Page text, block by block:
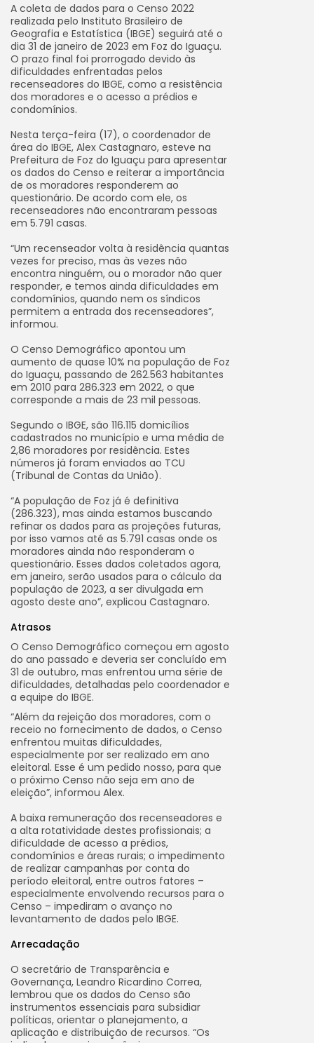
A coleta de dados para o Censo 2022
realizada pelo Instituto Brasileiro de
Geografia e Estatística (IBGE) seguirá até o
dia 31 de janeiro de 2023 em Foz do Iguaçu.
O prazo final foi prorrogado devido às
dificuldades enfrentadas pelos
recenseadores do IBGE, como a resistência
dos moradores e o acesso a prédios e
condomínios.
Nesta terça-feira (17), o coordenador de
área do IBGE, Alex Castagnaro, esteve na
Prefeitura de Foz do Iguaçu para apresentar
os dados do Censo e reiterar a importância
de os moradores responderem ao
questionário. De acordo com ele, os
recenseadores não encontraram pessoas
em 5.791 casas.
“Um recenseador volta à residência quantas
vezes for preciso, mas às vezes não
encontra ninguém, ou o morador não quer
responder, e temos ainda dificuldades em
condomínios, quando nem os síndicos
permitem a entrada dos recenseadores”,
informou.
O Censo Demográfico apontou um
aumento de quase 10% na população de Foz
do Iguaçu, passando de 262.563 habitantes
em 2010 para 286.323 em 2022, o que
corresponde a mais de 23 mil pessoas.
Segundo o IBGE, são 116.115 domicílios
cadastrados no município e uma média de
2,86 moradores por residência. Estes
números já foram enviados ao TCU
(Tribunal de Contas da União).
“A população de Foz já é definitiva
(286.323), mas ainda estamos buscando
refinar os dados para as projeções futuras,
por isso vamos até as 5.791 casas onde os
moradores ainda não responderam o
questionário. Esses dados coletados agora,
em janeiro, serão usados para o cálculo da
população de 2023, a ser divulgada em
agosto deste ano”, explicou Castagnaro.
Atrasos
O Censo Demográfico começou em agosto
do ano passado e deveria ser concluído em
31 de outubro, mas enfrentou uma série de
dificuldades, detalhadas pelo coordenador e
a equipe do IBGE.
“Além da rejeição dos moradores, com o
receio no fornecimento de dados, o Censo
enfrentou muitas dificuldades,
especialmente por ser realizado em ano
eleitoral. Esse é um pedido nosso, para que
o próximo Censo não seja em ano de
eleição”, informou Alex.
A baixa remuneração dos recenseadores e
a alta rotatividade destes profissionais; a
dificuldade de acesso a prédios,
condomínios e áreas rurais; o impedimento
de realizar campanhas por conta do
período eleitoral, entre outros fatores –
especialmente envolvendo recursos para o
Censo – impediram o avanço no
levantamento de dados pelo IBGE.
Arrecadação
O secretário de Transparência e
Governança, Leandro Ricardino Correa,
lembrou que os dados do Censo são
instrumentos essenciais para subsidiar
políticas, orientar o planejamento, a
aplicação e distribuição de recursos. “Os